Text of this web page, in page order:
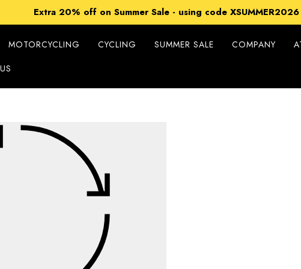
Extra 20% off on Summer Sale - using code XSUMMER2026
Free Shipping on all orders over 99€
MOTORCYCLING CYCLING SUMMER SALE COMPANY